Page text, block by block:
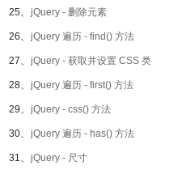
25、 jQuery - 删除元素
26、 jQuery 遍历 - find() 方法
27、 jQuery - 获取并设置 CSS 类
28、 jQuery 遍历 - first() 方法
29、 jQuery - css() 方法
30、 jQuery 遍历 - has() 方法
31、 jQuery - 尺寸